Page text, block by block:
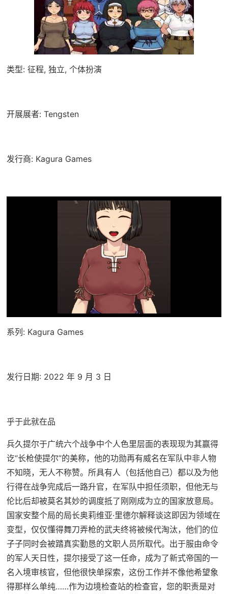
类型: 征程, 独立, 个体扮演
开展展者: Tengsten
发行商: Kagura Games
系列: Kagura Games
发行日期: 2022 年 9 月 3 日
乎于此就在品
兵久提尔于广统六个战争中个人色里层面的表现现为其赢得
讫“长枪使提尔”的美称，他的功勋再有威名在军队中非人物
不知晓，无人不称赞。所具有人（包括他自己）都以及为他
行得在战争完成后一路升官，在军队中担任须职，但他无与
伦比后却被莫名其妙的调度抵了刚刚成为立的国家放意局。
国家安整个局的局长奥莉维亚·里德尔解释谈这即因为领域在
变型，仅仅懂得舞刀弄枪的武夫终将被候代淘汰，他们的位
子子同时会被踏真实勤恳的文职人员所取代。出于服由命令
的军人天日性，提尔接受了这一任命，成为了新式帝国的一
名入境审核官，但他很快单探索，这份工作并不像他希望象
得那样么单纯……作为边境检查站的检查官，您的职责是对